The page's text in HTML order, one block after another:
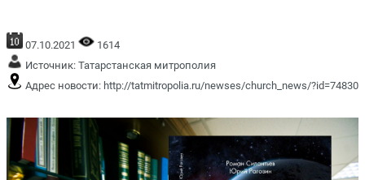
07.10.2021
1614
Источник: Татарстанская митрополия
Адрес новости: http://tatmitropolia.ru/newses/church_news/?id=74830